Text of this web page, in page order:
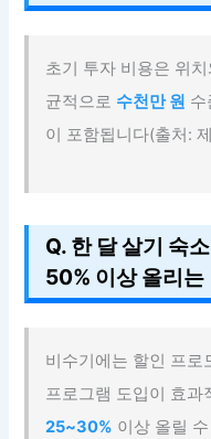
초기 투자 비용은 위
균적으로 수천만 원 수
이 포함됩니다(출처:
Q. 한 달 살기 숙
50% 이상 올리는
비수기에는 할인 프로
프로그램 도입이 효과
25~30% 이상 올릴